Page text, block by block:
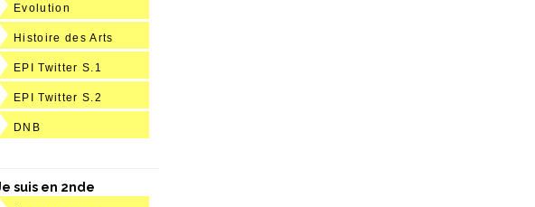
Evolution
Histoire des Arts
EPI Twitter S.1
EPI Twitter S.2
DNB
suis en 2nde